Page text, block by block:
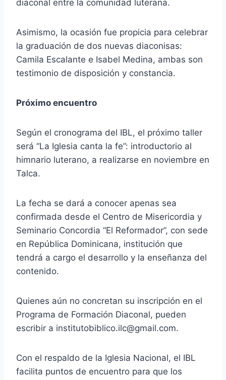
diaconal entre la comunidad luterana.
Asimismo, la ocasión fue propicia para celebrar
la graduación de dos nuevas diaconisas:
Camila Escalante e Isabel Medina, ambas son
testimonio de disposición y constancia.
Próximo encuentro
Según el cronograma del IBL, el próximo taller
será “La Iglesia canta la fe”: introductorio al
himnario luterano, a realizarse en noviembre en
Talca.
La fecha se dará a conocer apenas sea
confirmada desde el Centro de Misericordia y
Seminario Concordia “El Reformador”, con sede
en República Dominicana, institución que
tendrá a cargo el desarrollo y la enseñanza del
contenido.
Quienes aún no concretan su inscripción en el
Programa de Formación Diaconal, pueden
escribir a institutobiblico.ilc@gmail.com.
Con el respaldo de la Iglesia Nacional, el IBL
facilita puntos de encuentro para que los